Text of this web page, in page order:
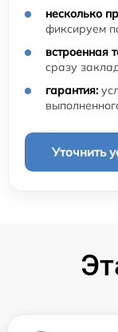
несколько
фиксируем
встроенная
сразу
гарантия:
Уточнить